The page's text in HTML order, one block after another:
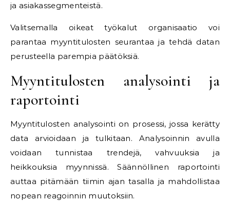
ja asiakassegmenteistä.
Valitsemalla oikeat työkalut organisaatio voi
parantaa myyntitulosten seurantaa ja tehdä datan
perusteella parempia päätöksiä.
Myyntitulosten analysointi ja
raportointi
Myyntitulosten analysointi on prosessi, jossa kerätty
data arvioidaan ja tulkitaan. Analysoinnin avulla
voidaan tunnistaa trendejä, vahvuuksia ja
heikkouksia myynnissä. Säännöllinen raportointi
auttaa pitämään tiimin ajan tasalla ja mahdollistaa
nopean reagoinnin muutoksiin.